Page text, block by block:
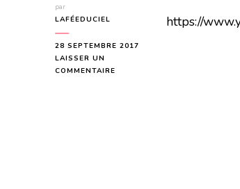
par
LAFÉEDUCIEL
28 SEPTEMBRE 2017
LAISSER UN
COMMENTAIRE
https://